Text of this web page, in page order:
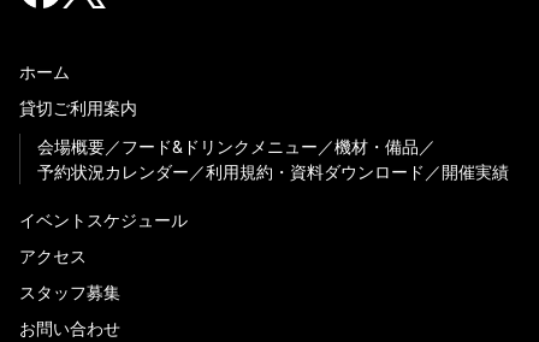
ホーム
貸切ご利用案内
会場概要
フード&ドリンクメニュー
機材・備品
予約状況カレンダー
利用規約・資料ダウンロード 開催実績
イベントスケジュール
アクセス
スタッフ募集
お問い合わせ